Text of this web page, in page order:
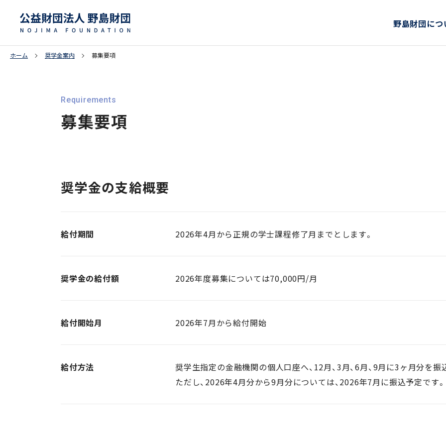
野島財団につ
ホーム 奨学金案内 募集要項
募集要項
奨学金の支給概要
給付期間 2026年4月から正規の学士課程修了月までとします。
奨学金の給付額 2026年度募集については70,000円/月
給付開始月 2026年7月から給付開始
給付方法
奨学生指定の金融機関の個人口座へ、12月、3月、6月、9月に3ヶ月分を振
ただし、2026年4月分から9月分については、2026年7月に振込予定です。